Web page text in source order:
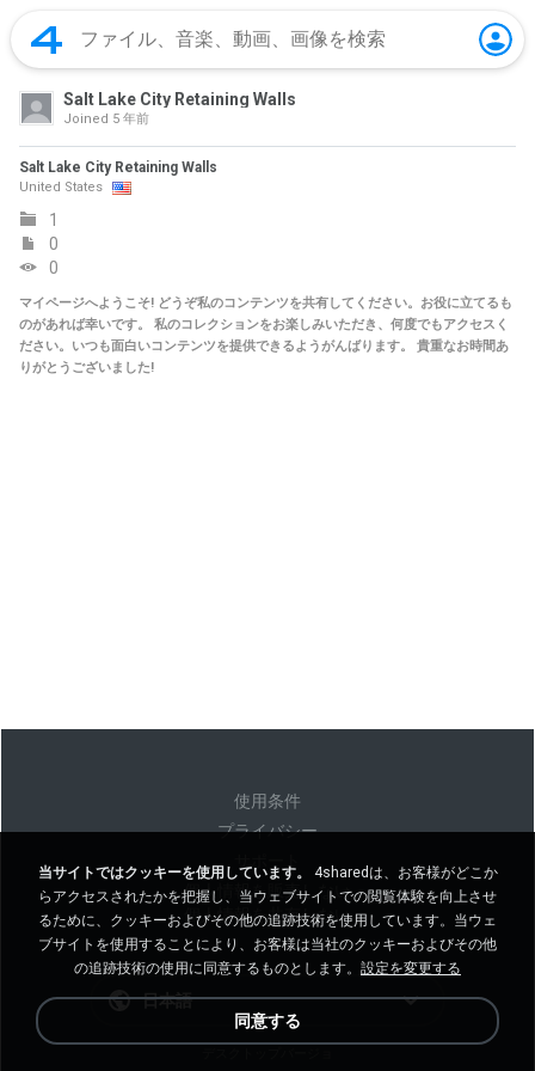
Salt Lake City Retaining Walls
Joined 5 年前
Salt Lake City Retaining Walls
United States
1
0
0
マイページへようこそ! どうぞ私のコンテンツを共有してください。お役に立てるも
のがあれば幸いです。 私のコレクションをお楽しみいただき、何度でもアクセスく
ださい。いつも面白いコンテンツを提供できるようがんばります。 貴重なお時間あ
りがとうございました!
使用条件
プライバシー
個人情報を販売しない
個人情報を共有しない
日本語
当サイトではクッキーを使用しています。
4sharedは、お客様がどこか
らアクセスされたかを把握し、当ウェブサイトでの閲覧体験を向上させ
るために、クッキーおよびその他の追跡技術を使用しています。当ウェ
ブサイトを使用することにより、お客様は当社のクッキーおよびその他
の追跡技術の使用に同意するものとします。 設定を変更する
同意する